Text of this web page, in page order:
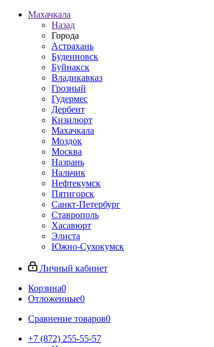
Махачкала
Назад
Города
Астрахань
Буденновск
Буйнакск
Владикавказ
Грозный
Гудермес
Дербент
Кизилюрт
Махачкала
Моздок
Москва
Назрань
Нальчик
Нефтекумск
Пятигорск
Санкт-Петербург
Ставрополь
Хасавюрт
Элиста
Южно-Сухокумск
Личный кабинет
Корзина0
Отложенные0
Сравнение товаров0
+7 (872) 255-55-57